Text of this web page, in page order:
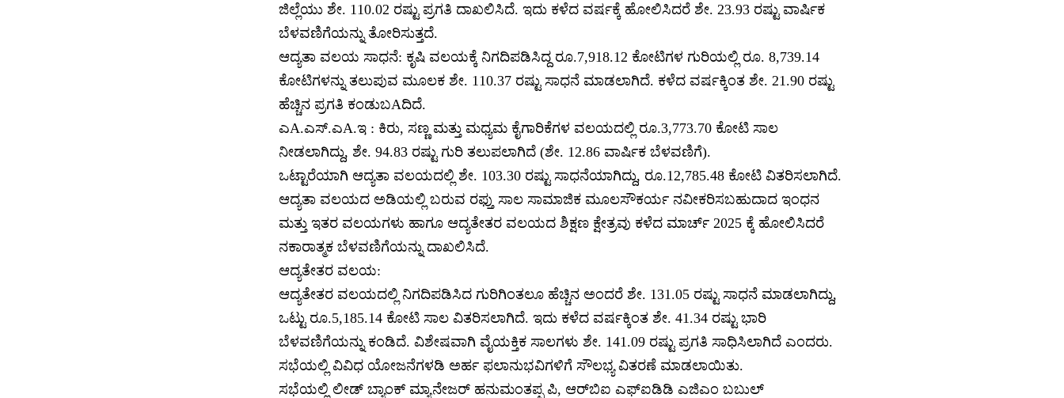
ಜಿಲ್ಲೆಯು ಶೇ. 110.02 ರಷ್ಟು ಪ್ರಗತಿ ದಾಖಲಿಸಿದೆ. ಇದು ಕಳೆದ ವರ್ಷಕ್ಕೆ ಹೋಲಿಸಿದರೆ ಶೇ. 23.93 ರಷ್ಟು ವಾರ್ಷಿಕ
ಬೆಳವಣಿಗೆಯನ್ನು ತೋರಿಸುತ್ತದೆ.
ಆದ್ಯತಾ ವಲಯ ಸಾಧನೆ: ಕೃಷಿ ವಲಯಕ್ಕೆ ನಿಗದಿಪಡಿಸಿದ್ದ ರೂ.7,918.12 ಕೋಟಿಗಳ ಗುರಿಯಲ್ಲಿ ರೂ. 8,739.14
ಕೋಟಿಗಳನ್ನು ತಲುಪುವ ಮೂಲಕ ಶೇ. 110.37 ರಷ್ಟು ಸಾಧನೆ ಮಾಡಲಾಗಿದೆ. ಕಳೆದ ವರ್ಷಕ್ಕಿಂತ ಶೇ. 21.90 ರಷ್ಟು
ಹೆಚ್ಚಿನ ಪ್ರಗತಿ ಕಂಡುಬAದಿದೆ.
ಎA.ಎಸ್.ಎA.ಇ : ಕಿರು, ಸಣ್ಣ ಮತ್ತು ಮಧ್ಯಮ ಕೈಗಾರಿಕೆಗಳ ವಲಯದಲ್ಲಿ ರೂ.3,773.70 ಕೋಟಿ ಸಾಲ
ನೀಡಲಾಗಿದ್ದು, ಶೇ. 94.83 ರಷ್ಟು ಗುರಿ ತಲುಪಲಾಗಿದೆ (ಶೇ. 12.86 ವಾರ್ಷಿಕ ಬೆಳವಣಿಗೆ).
ಒಟ್ಟಾರೆಯಾಗಿ ಆದ್ಯತಾ ವಲಯದಲ್ಲಿ ಶೇ. 103.30 ರಷ್ಟು ಸಾಧನೆಯಾಗಿದ್ದು, ರೂ.12,785.48 ಕೋಟಿ ವಿತರಿಸಲಾಗಿದೆ.
ಆದ್ಯತಾ ವಲಯದ ಅಡಿಯಲ್ಲಿ ಬರುವ ರಫ್ತು ಸಾಲ ಸಾಮಾಜಿಕ ಮೂಲಸೌಕರ್ಯ ನವೀಕರಿಸಬಹುದಾದ ಇಂಧನ
ಮತ್ತು ಇತರ ವಲಯಗಳು ಹಾಗೂ ಆದ್ಯತೇತರ ವಲಯದ ಶಿಕ್ಷಣ ಕ್ಷೇತ್ರವು ಕಳೆದ ಮಾರ್ಚ್ 2025 ಕ್ಕೆ ಹೋಲಿಸಿದರೆ
ನಕಾರಾತ್ಮಕ ಬೆಳವಣಿಗೆಯನ್ನು ದಾಖಲಿಸಿದೆ.
ಆದ್ಯತೇತರ ವಲಯ:
ಆದ್ಯತೇತರ ವಲಯದಲ್ಲಿ ನಿಗದಿಪಡಿಸಿದ ಗುರಿಗಿಂತಲೂ ಹೆಚ್ಚಿನ ಅಂದರೆ ಶೇ. 131.05 ರಷ್ಟು ಸಾಧನೆ ಮಾಡಲಾಗಿದ್ದು,
ಒಟ್ಟು ರೂ.5,185.14 ಕೋಟಿ ಸಾಲ ವಿತರಿಸಲಾಗಿದೆ. ಇದು ಕಳೆದ ವರ್ಷಕ್ಕಿಂತ ಶೇ. 41.34 ರಷ್ಟು ಭಾರಿ
ಬೆಳವಣಿಗೆಯನ್ನು ಕಂಡಿದೆ. ವಿಶೇಷವಾಗಿ ವೈಯಕ್ತಿಕ ಸಾಲಗಳು ಶೇ. 141.09 ರಷ್ಟು ಪ್ರಗತಿ ಸಾಧಿಸಿಲಾಗಿದೆ ಎಂದರು.
ಸಭೆಯಲ್ಲಿ ವಿವಿಧ ಯೋಜನೆಗಳಡಿ ಅರ್ಹ ಫಲಾನುಭವಿಗಳಿಗೆ ಸೌಲಭ್ಯ ವಿತರಣೆ ಮಾಡಲಾಯಿತು.
ಸಭೆಯಲ್ಲಿ ಲೀಡ್ ಬ್ಯಾಂಕ್ ಮ್ಯಾನೇಜರ್ ಹನುಮಂತಪ್ಪ ಪಿ, ಆರ್‌ಬಿಐ ಎಫ್‌ಐಡಿಡಿ ಎಜಿಎಂ ಬಬುಲ್